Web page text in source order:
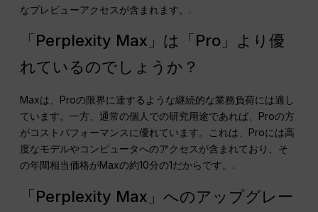
なプレビューアクセスが含まれます。.
「Perplexity Max」は「Pro」より優
れているのでしょうか？
Maxは、Proの限界に達するような継続的な業務負荷には適し
ています。一方、通常の個人での研究用途であれば、Proの方
がコストパフォーマンスに優れています。これは、Proには高
度なモデルやコンピュータへのアクセスが含まれており、そ
の年間相当価格がMaxの約10分の1だからです。.
「Perplexity Max」へのアップグレー